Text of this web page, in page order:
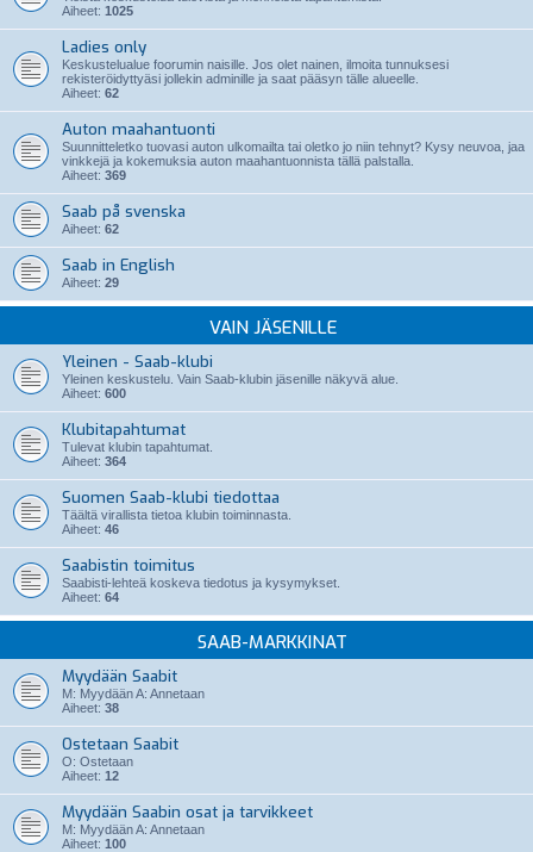
Aiheet: 1025
Ladies only
Keskustelualue foorumin naisille. Jos olet nainen, ilmoita tunnuksesi
rekisteröidyttyäsi jollekin adminille ja saat pääsyn tälle alueelle.
Aiheet: 62
Auton maahantuonti
Suunnitteletko tuovasi auton ulkomailta tai oletko jo niin tehnyt? Kysy neuvoa, jaa
vinkkejä ja kokemuksia auton maahantuonnista tällä palstalla.
Aiheet: 369
Saab på svenska
Aiheet: 62
Saab in English
Aiheet: 29
VAIN JÄSENILLE
Yleinen - Saab-klubi
Yleinen keskustelu. Vain Saab-klubin jäsenille näkyvä alue.
Aiheet: 600
Klubitapahtumat
Tulevat klubin tapahtumat.
Aiheet: 364
Suomen Saab-klubi tiedottaa
Täältä virallista tietoa klubin toiminnasta.
Aiheet: 46
Saabistin toimitus
Saabisti-lehteä koskeva tiedotus ja kysymykset.
Aiheet: 64
SAAB-MARKKINAT
Myydään Saabit
M: Myydään A: Annetaan
Aiheet: 38
Ostetaan Saabit
O: Ostetaan
Aiheet: 12
Myydään Saabin osat ja tarvikkeet
M: Myydään A: Annetaan
Aiheet: 100